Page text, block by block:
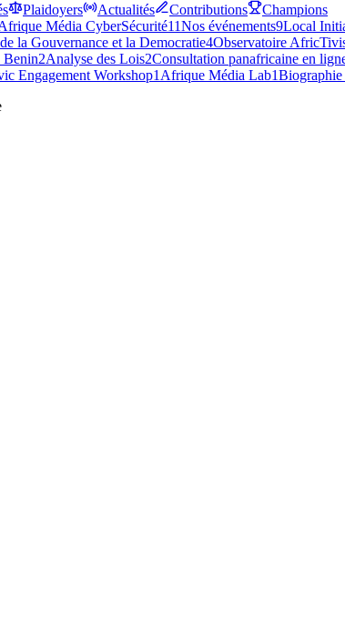
Plaidoyers Actualités Contributions
Champions
Média CyberSécurité11Nos événements9Local
la Gouvernance et la Democratie4Observatoire
2Analyse des Lois2Consultation panafricaine en
Engagement Workshop1 Afrique Média Lab1